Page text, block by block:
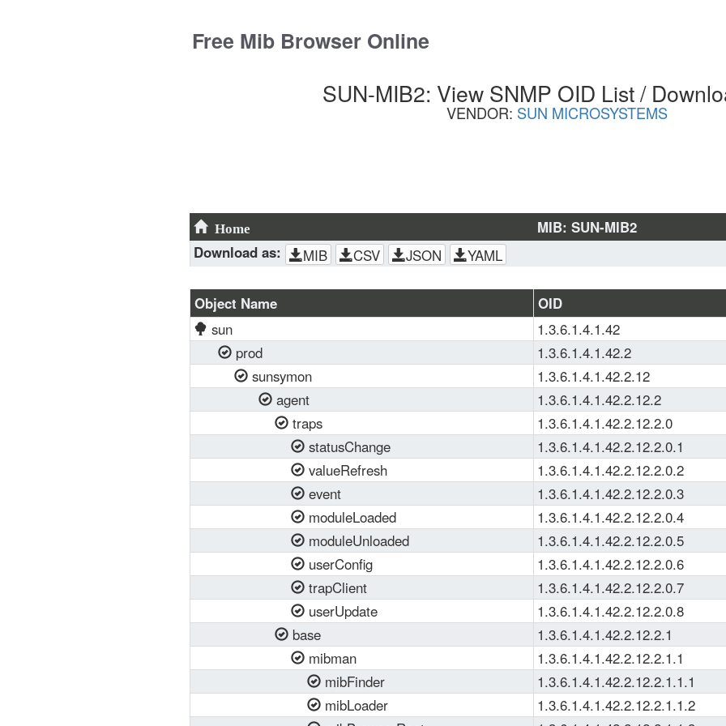
Free Mib Browser Online
SUN-MIB2: View SNMP OID List /
VENDOR: SUN MICROSYSTEMS
Home
MIB: SUN-MIB2
Download as:
MIB CSV JSON YAML
Object Name OID
sun
1.3.6.1.4.1.42
prod
1.3.6.1.4.1.42.2
sunsymon
1.3.6.1.4.1.42.2.12
agent
1.3.6.1.4.1.42.2.12.2
traps
1.3.6.1.4.1.42.2.12.2.0
statusChange
1.3.6.1.4.1.42.2.12.2.0.1
valueRefresh
1.3.6.1.4.1.42.2.12.2.0.2
event
1.3.6.1.4.1.42.2.12.2.0.3
moduleLoaded
1.3.6.1.4.1.42.2.12.2.0.4
moduleUnloaded
1.3.6.1.4.1.42.2.12.2.0.5
userConfig
1.3.6.1.4.1.42.2.12.2.0.6
trapClient
1.3.6.1.4.1.42.2.12.2.0.7
userUpdate
1.3.6.1.4.1.42.2.12.2.0.8
base
1.3.6.1.4.1.42.2.12.2.1
mibman
1.3.6.1.4.1.42.2.12.2.1.1
mibFinder
1.3.6.1.4.1.42.2.12.2.1.1.1
mibLoader
1.3.6.1.4.1.42.2.12.2.1.1.2